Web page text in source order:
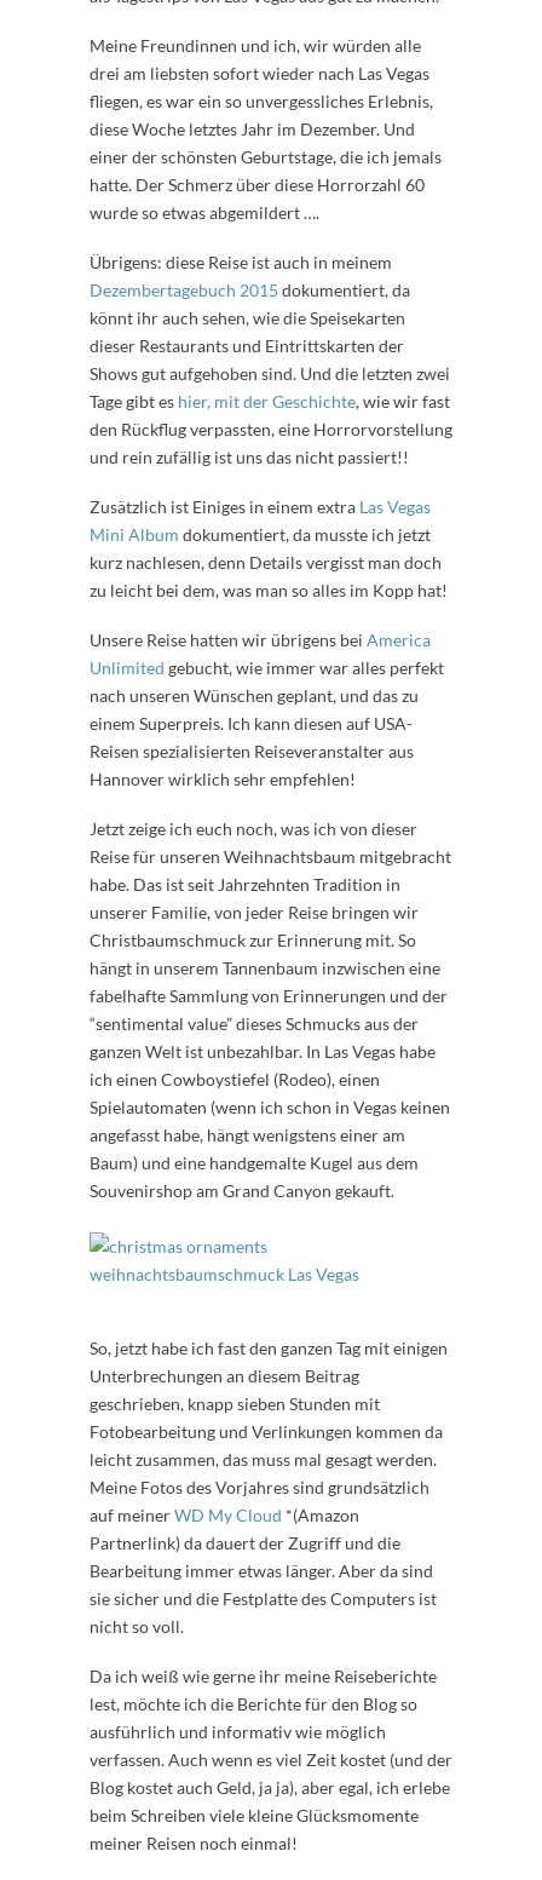
Meine Freundinnen und ich, wir würden alle
drei am liebsten sofort wieder nach Las Vegas
fliegen, es war ein so unvergessliches Erlebnis,
diese Woche letztes Jahr im Dezember. Und
einer der schönsten Geburtstage, die ich jemals
hatte. Der Schmerz über diese Horrorzahl 60
wurde so etwas abgemildert ….
Übrigens: diese Reise ist auch in meinem
Dezembertagebuch 2015 dokumentiert, da
könnt ihr auch sehen, wie die Speisekarten
dieser Restaurants und Eintrittskarten der
Shows gut aufgehoben sind. Und die letzten zwei
Tage gibt es hier, mit der Geschichte, wie wir fast
den Rückflug verpassten, eine Horrorvorstellung
und rein zufällig ist uns das nicht passiert!!
Zusätzlich ist Einiges in einem extra Las Vegas
Mini Album dokumentiert, da musste ich jetzt
kurz nachlesen, denn Details vergisst man doch
zu leicht bei dem, was man so alles im Kopp hat!
Unsere Reise hatten wir übrigens bei America
Unlimited gebucht, wie immer war alles perfekt
nach unseren Wünschen geplant, und das zu
einem Superpreis. Ich kann diesen auf USA-
Reisen spezialisierten Reiseveranstalter aus
Hannover wirklich sehr empfehlen!
Jetzt zeige ich euch noch, was ich von dieser
Reise für unseren Weihnachtsbaum mitgebracht
habe. Das ist seit Jahrzehnten Tradition in
unserer Familie, von jeder Reise bringen wir
Christbaumschmuck zur Erinnerung mit. So
hängt in unserem Tannenbaum inzwischen eine
fabelhafte Sammlung von Erinnerungen und der
“sentimental value” dieses Schmucks aus der
ganzen Welt ist unbezahlbar. In Las Vegas habe
ich einen Cowboystiefel (Rodeo), einen
Spielautomaten (wenn ich schon in Vegas keinen
angefasst habe, hängt wenigstens einer am
Baum) und eine handgemalte Kugel aus dem
Souvenirshop am Grand Canyon gekauft.
So, jetzt habe ich fast den ganzen Tag mit einigen
Unterbrechungen an diesem Beitrag
geschrieben, knapp sieben Stunden mit
Fotobearbeitung und Verlinkungen kommen da
leicht zusammen, das muss mal gesagt werden.
Meine Fotos des Vorjahres sind grundsätzlich
auf meinerWD My Cloud *(Amazon
Partnerlink) da dauert der Zugriff und die
Bearbeitung immer etwas länger. Aber da sind
sie sicher und die Festplatte des Computers ist
nicht so voll.
Da ich weiß wie gerne ihr meine Reiseberichte
lest, möchte ich die Berichte für den Blog so
ausführlich und informativ wie möglich
verfassen. Auch wenn es viel Zeit kostet (und der
Blog kostet auch Geld, ja ja), aber egal, ich erlebe
beim Schreiben viele kleine Glücksmomente
meiner Reisen noch einmal!